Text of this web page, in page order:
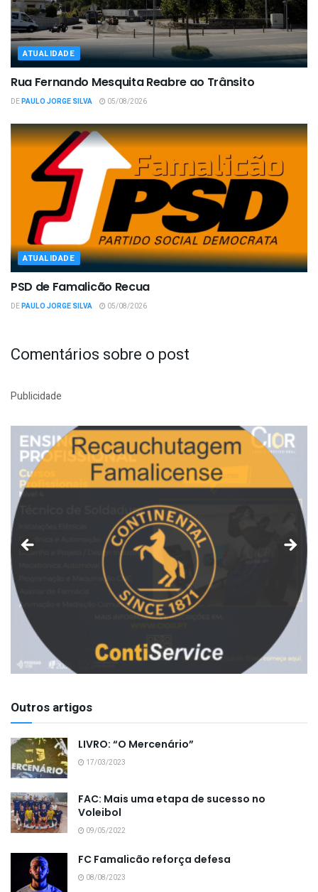
ATUALIDADE
Rua Fernando Mesquita Reabre ao Trânsito
DEPAULO JORGE SILVA 05/08/2026
ATUALIDADE
PSD de Famalicão Recua
DEPAULO JORGE SILVA 05/08/2026
Comentários sobre o post
Publicidade
Outros artigos
LIVRO: “O Mercenário”
17/03/2023
FAC: Mais uma etapa de sucesso no
Voleibol
09/05/2022
FC Famalicão reforça defesa
08/08/2023